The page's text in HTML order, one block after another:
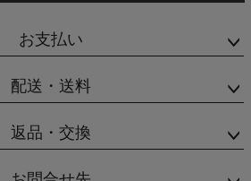
お支払い
配送・送料
返品・交換